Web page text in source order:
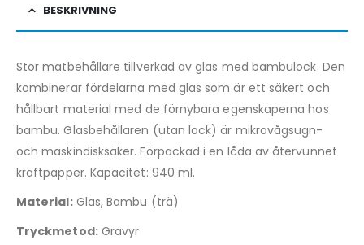
BESKRIVNING
Stor matbehållare tillverkad av glas med bambulock. Den
kombinerar fördelarna med glas som är ett säkert och
hållbart material med de förnybara egenskaperna hos
bambu. Glasbehållaren (utan lock) är mikrovågsugn-
och maskindisksäker. Förpackad i en låda av återvunnet
kraftpapper. Kapacitet: 940 ml.
Material:Glas, Bambu (trä)
Tryckmetod:Gravyr